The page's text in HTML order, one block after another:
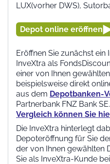
LUX(vorher DWS),
Depot online eröffnen
Eröffnen Sie zunächst
InveXtra als
einer von Ihnen
beispielsweise direkt
aus dem Depotbanken-
Partnerbank FNZ Bank SE.
Vergleich können Sie
Die InveXtra hinterlegt
Depoteröffnung für Sie
der von Ihnen gewählten
Sie als InveXtra-Kunde